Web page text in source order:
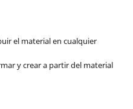
el material en cualquier
y crear a partir del material